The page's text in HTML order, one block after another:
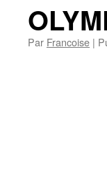
Par Francoise |